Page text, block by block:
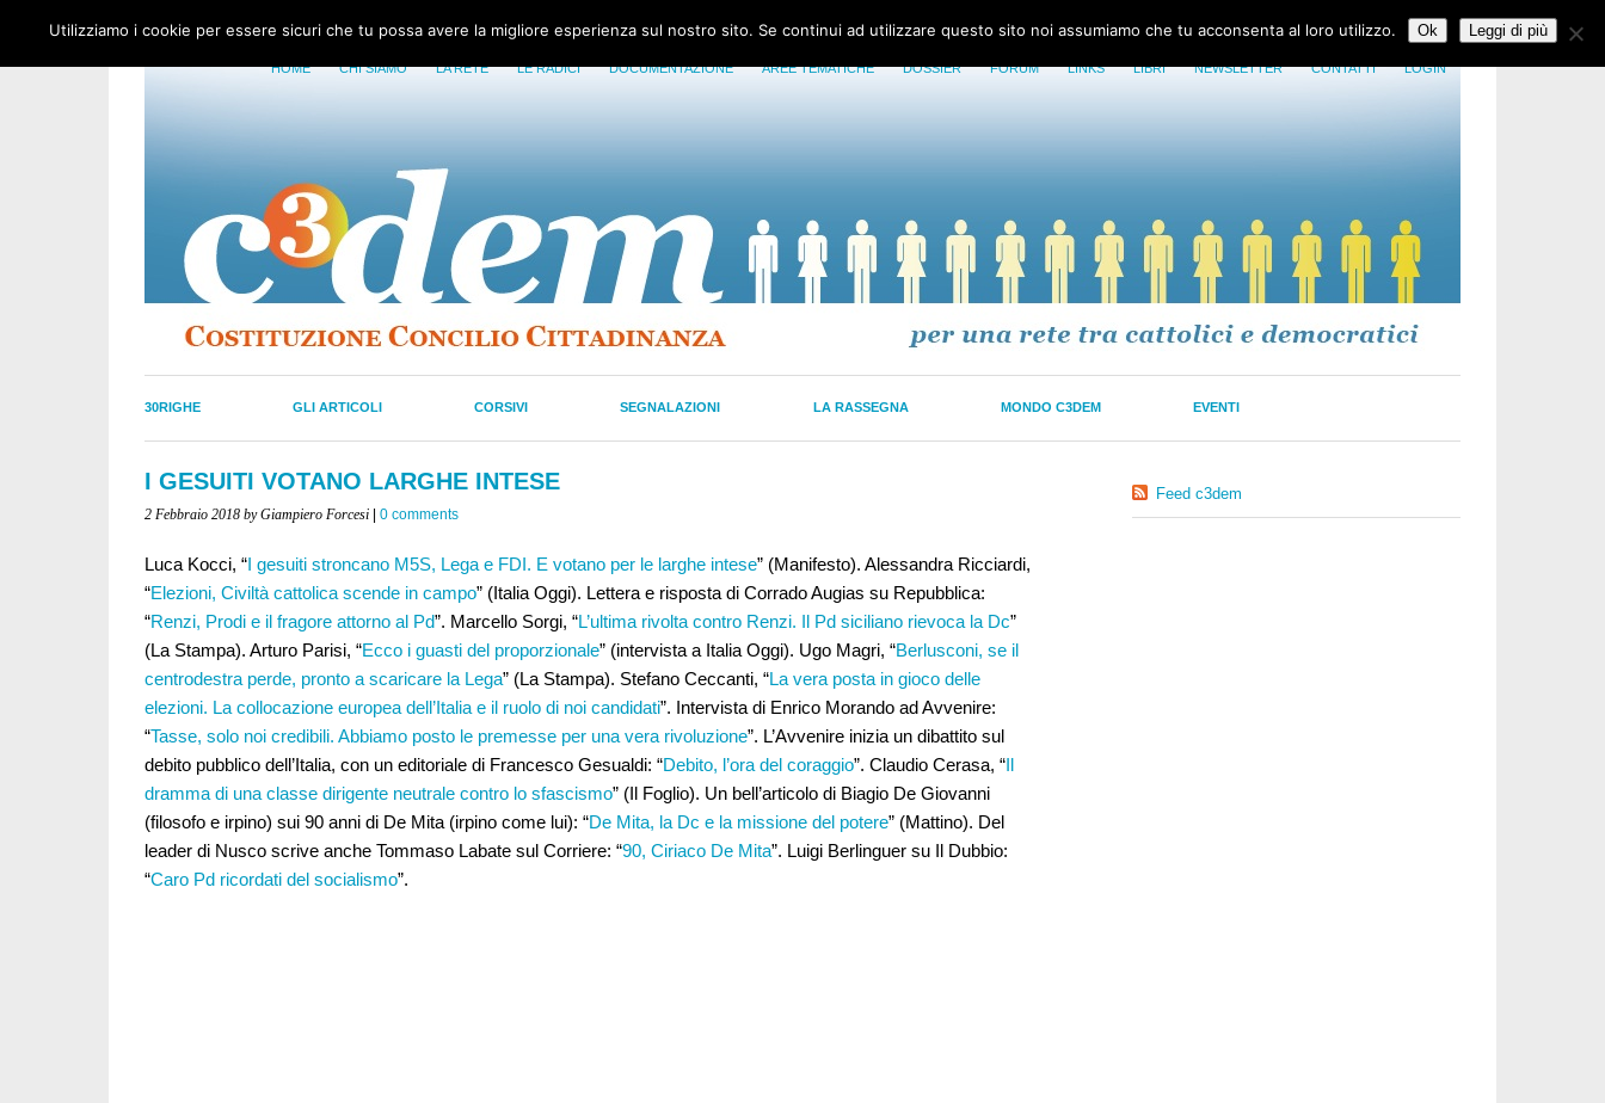
HOME CHI SIAMO LA RETE LE RADICI DOCUMENTAZIONE AREE TEMATICHE DOSSIER FORUM LINKS LIBRI NEWSLETTER CONTATTI LOGIN
30RIGHE GLI ARTICOLI CORSIVI SEGNALAZIONI LA RASSEGNA MONDO C3DEM EVENTI
I GESUITI VOTANO LARGHE INTESE
2 Febbraio 2018 by Giampiero Forcesi 0 comments
Luca Kocci, “I gesuiti stroncano M5S, Lega e FDI. E votano per le larghe intese” (Manifesto). Alessandra Ricciardi,
“Elezioni, Civiltà cattolica scende in campo” (Italia Oggi). Lettera e risposta di Corrado Augias su Repubblica:
“Renzi, Prodi e il fragore attorno al Pd”. Marcello Sorgi, “L’ultima rivolta contro Renzi. Il Pd siciliano rievoca la Dc”
(La Stampa). Arturo Parisi, “Ecco i guasti del proporzionale” (intervista a Italia Oggi). Ugo Magri, “Berlusconi, se il
centrodestra perde, pronto a scaricare la Lega” (La Stampa). Stefano Ceccanti, “La vera posta in gioco delle
elezioni. La collocazione europea dell’Italia e il ruolo di noi candidati”. Intervista di Enrico Morando ad Avvenire:
“Tasse, solo noi credibili. Abbiamo posto le premesse per una vera rivoluzione”. L’Avvenire inizia un dibattito sul
debito pubblico dell’Italia, con un editoriale di Francesco Gesualdi: “Debito, l’ora del coraggio”. Claudio Cerasa, “Il
dramma di una classe dirigente neutrale contro lo sfascismo” (Il Foglio). Un bell’articolo di Biagio De Giovanni
(filosofo e irpino) sui 90 anni di De Mita (irpino come lui): “De Mita, la Dc e la missione del potere” (Mattino). Del
leader di Nusco scrive anche Tommaso Labate sul Corriere: “90, Ciriaco De Mita”. Luigi Berlinguer su Il Dubbio:
“Caro Pd ricordati del socialismo”.
Feed c3dem
Utilizziamo i cookie per essere sicuri che tu possa avere la migliore esperienza sul nostro sito. Se continui ad utilizzare questo sito noi assumiamo che tu acconsenta al loro utilizzo. Ok Leggi di più